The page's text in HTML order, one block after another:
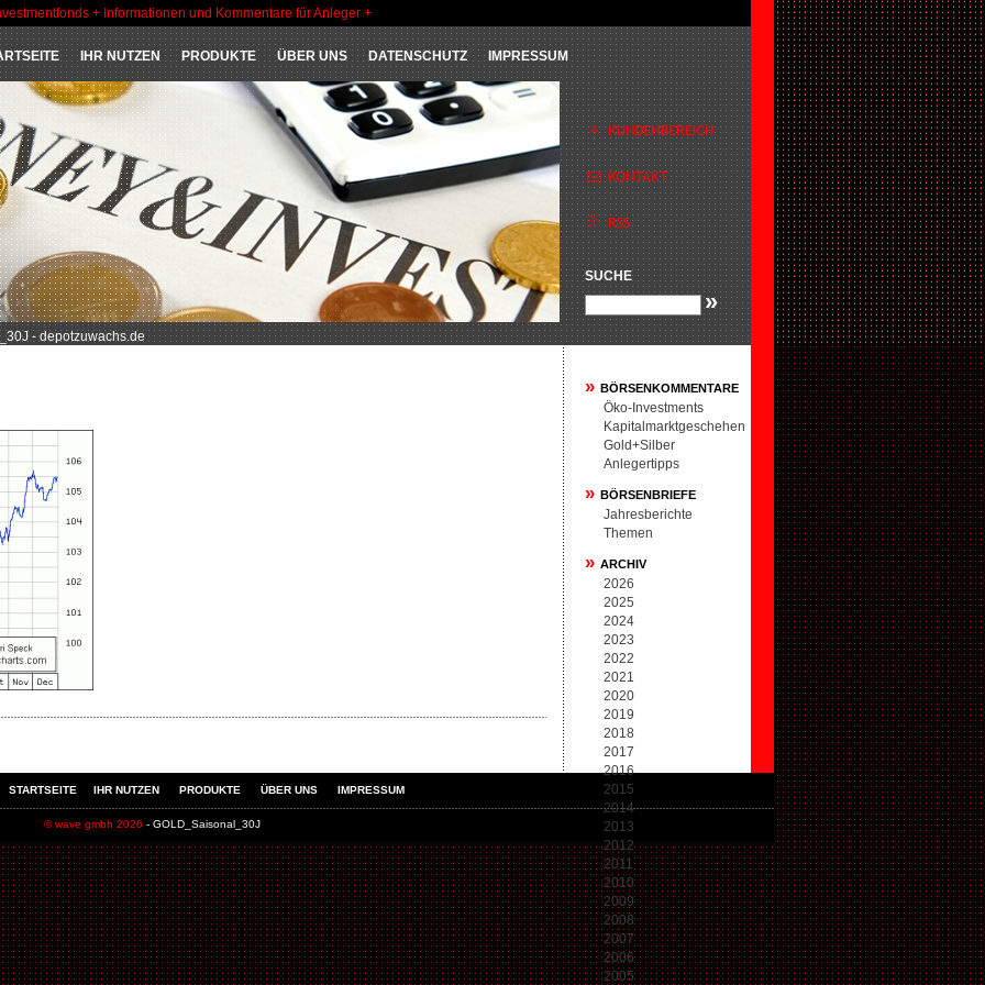
+ Informationen und Kommentare für Anleger +
IHR NUTZEN PRODUKTE ÜBER UNS DATENSCHUTZ IMPRESSUM
SUCHE
»
- depotzuwachs.de
» BÖRSENKOMMENTARE
Öko-Investments
Kapitalmarktgeschehen
Gold+Silber
Anlegertipps
» BÖRSENBRIEFE
Jahresberichte
Themen
» ARCHIV
2026
2025
2024
2023
2022
2021
2020
2019
2018
2017
2016
2015
2014
2013
2012
2011
2010
2009
2008
2007
2006
2005
STARTSEITE IHR NUTZEN PRODUKTE ÜBER UNS IMPRESSUM
© wave gmbh 2026 - GOLD_Saisonal_30J